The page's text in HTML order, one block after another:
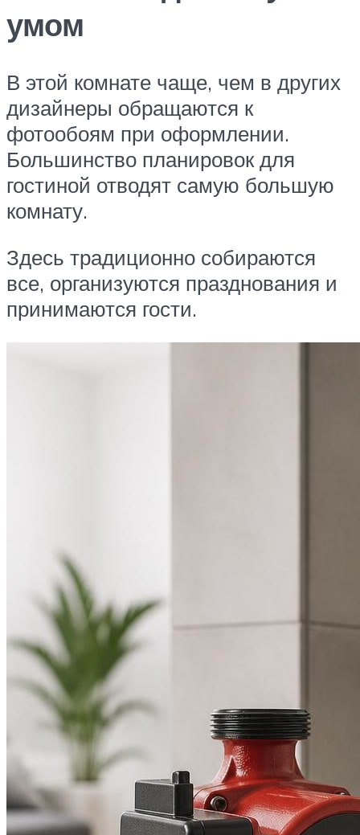
умом
В этой комнате чаще, чем в других
дизайнеры обращаются к
фотообоям при оформлении.
Большинство планировок для
гостиной отводят самую большую
комнату.
Здесь традиционно собираются
все, организуются празднования и
принимаются гости.